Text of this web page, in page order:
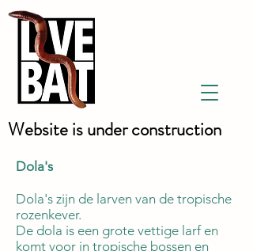
Website is under construction
Dola's
Dola's zijn de larven van de tropische
rozenkever.
De dola is een grote vettige larf en
komt voor in tropische bossen en